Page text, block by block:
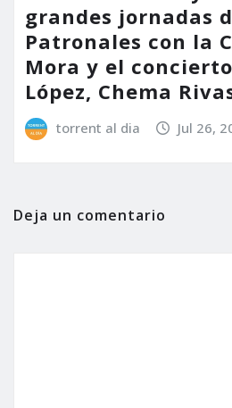
grandes jornadas
Patronales con la
Mora y el
López, Chema
torrent al dia Jul 26,
Deja un comentario